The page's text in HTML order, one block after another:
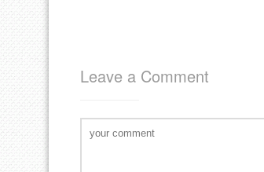
Leave a Comment